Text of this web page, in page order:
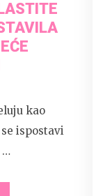
kao
ispostavi
…